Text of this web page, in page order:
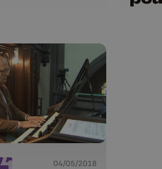
04/05/2018